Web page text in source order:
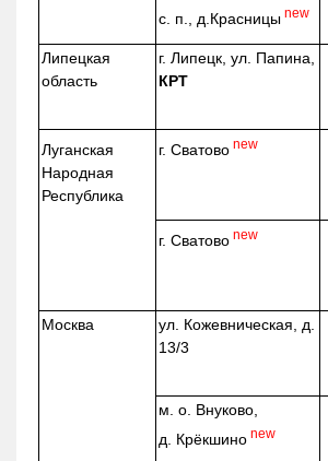
с. п., д.Красницы new
Липецкая
область
г. Липецк, ул. Папина,
КРТ
Луганская
Народная
Республика
г. Сватово new
г. Сватово new
Москва ул. Кожевническая , д.
13/3
м. о. Внуково,
д. Крёкшино new